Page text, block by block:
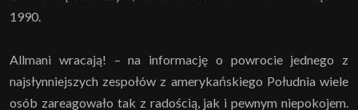
1990.
Allmani wracają! – na informację o powrocie jednego z
najsłynniejszych zespołów z amerykańskiego Południa wiele
osób zareagowało tak z radością, jak i pewnym niepokojem.